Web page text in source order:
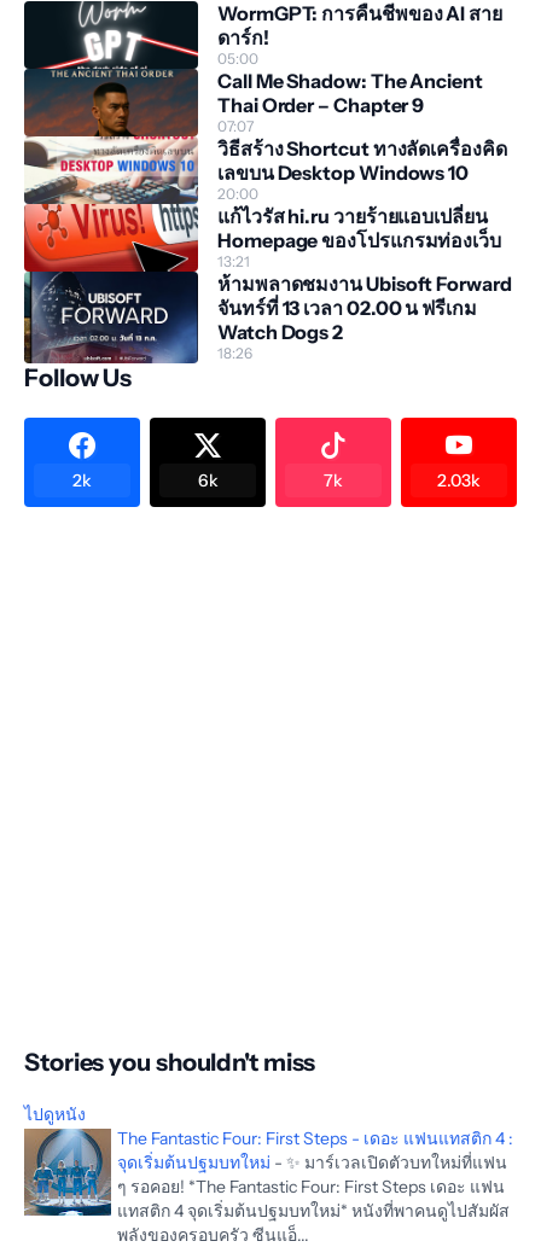
WormGPT: การคืนชีพของ AI สาย
ดาร์ก!
05:00
Call Me Shadow: The Ancient
Thai Order – Chapter 9
07:07
วิธีสร้าง Shortcut ทางลัดเครื่องคิด
เลขบน Desktop Windows 10
20:00
แก้ไวรัส hi.ru วายร้ายแอบเปลี่ยน
Homepage ของโปรแกรมท่องเว็บ
13:21
ห้ามพลาดชมงาน Ubisoft Forward
จันทร์ที่ 13 เวลา 02.00 น ฟรีเกม
Watch Dogs 2
18:26
Follow Us
2k 6k 7k 2.03k
Stories you shouldn't miss
ไปดูหนัง
The Fantastic Four: First Steps - เดอะ แฟนแทสติก 4 :
จุดเริ่มต้นปฐมบทใหม่ - ✨ มาร์เวลเปิดตัวบทใหม่ที่แฟน
ๆ รอคอย! *The Fantastic Four: First Steps เดอะ แฟน
แทสติก 4 จุดเริ่มต้นปฐมบทใหม่* หนังที่พาคนดูไปสัมผัส
พลังของครอบครัว ซีนแอ็...